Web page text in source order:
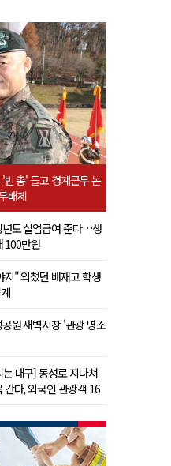
빈 총' 들고 경계근무 논
배제
년도 실업급여 준다…생
100만원
지" 외쳤던 배재고 학생
원 새벽시장 '관광 명소
대구] 동성로 지나쳐
간다, 외국인 관광객 16